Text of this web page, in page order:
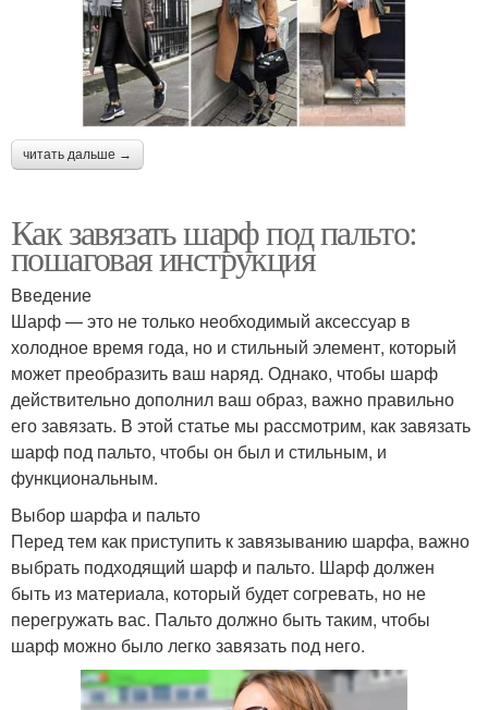
читать дальше →
Как завязать шарф под пальто:
пошаговая инструкция
Введение
Шарф — это не только необходимый аксессуар в
холодное время года, но и стильный элемент, который
может преобразить ваш наряд. Однако, чтобы шарф
действительно дополнил ваш образ, важно правильно
его завязать. В этой статье мы рассмотрим, как завязать
шарф под пальто, чтобы он был и стильным, и
функциональным.
Выбор шарфа и пальто
Перед тем как приступить к завязыванию шарфа, важно
выбрать подходящий шарф и пальто. Шарф должен
быть из материала, который будет согревать, но не
перегружать вас. Пальто должно быть таким, чтобы
шарф можно было легко завязать под него.